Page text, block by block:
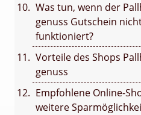
Was tun, wenn der
genuss Gutschein
funktioniert?
Vorteile des Shops
genuss
Empfohlene Online-
weitere